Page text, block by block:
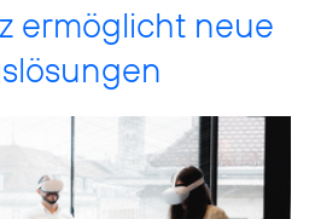
ermöglicht neue